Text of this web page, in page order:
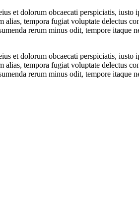
et dolorum obcaecati perspiciatis,
tempora fugiat voluptate delectus
rerum minus odit, tempore
et dolorum obcaecati perspiciatis,
tempora fugiat voluptate delectus
rerum minus odit, tempore